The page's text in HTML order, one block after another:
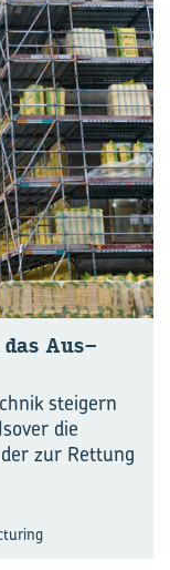
das Aus­
steigern
die
zur Rettung